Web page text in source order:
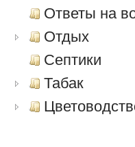
Ответы на
Отдых
Септики
Табак